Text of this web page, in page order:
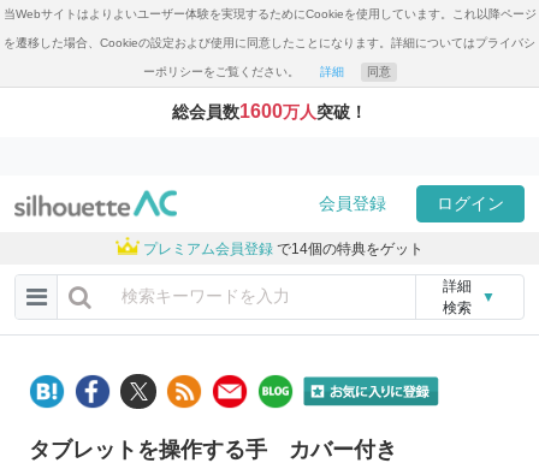
当Webサイトはよりよいユーザー体験を実現するためにCookieを使用しています。これ以降ページ
を遷移した場合、Cookieの設定および使用に同意したことになります。詳細についてはプライバシ
ーポリシーをご覧ください。 詳細 同意
総会員数1600万人突破！
会員登録 ログイン
プレミアム会員登録 で14個の特典をゲット
詳細
検索
▼
タブレットを操作する手 カバー付き